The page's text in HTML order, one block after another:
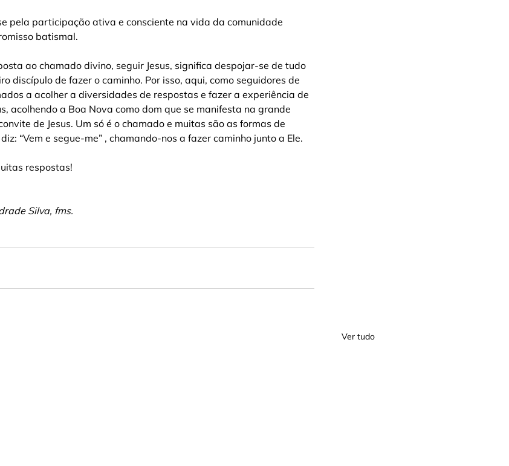
pela participação ativa e consciente na vida da comunidade
batismal.
ao chamado divino, seguir Jesus, significa despojar-se de tudo
discípulo de fazer o caminho. Por isso, aqui, como seguidores de
a acolher a diversidades de respostas e fazer a experiência de
acolhendo a Boa Nova como dom que se manifesta na grande
de Jesus. Um só é o chamado e muitas são as formas de
“Vem e segue-me” , chamando-nos a fazer caminho junto a Ele.
respostas!
Silva, fms.
Ver tudo